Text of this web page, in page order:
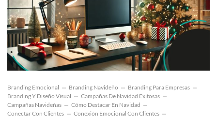
Branding Emocional Branding Navideño
Branding Para Empresas
Branding Y Diseño Visual
Campañas De Navidad Exitosas
Campañas Navideñas
Cómo Destacar En Navidad
Conectar Con Clientes
Conexión Emocional Con Clientes